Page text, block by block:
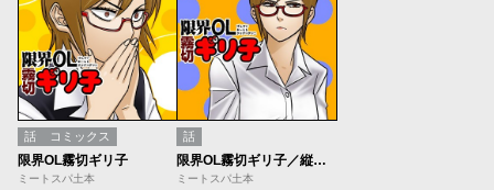
話 コミックス
限界OL霧切ギリ子
ミートスパ土本
話
限界OL霧切ギリ子／縦読み版
ミートスパ土本